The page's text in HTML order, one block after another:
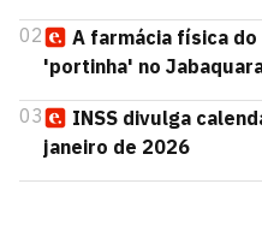
02
A farmácia física
'portinha' no
03
INSS divulga
janeiro de 2026